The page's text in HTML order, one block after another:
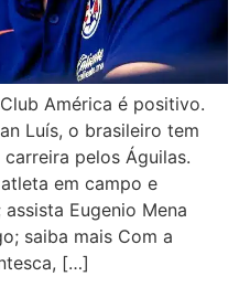
América é positivo.
Luís, o brasileiro tem
pelos Águilas.
em campo e
Eugenio Mena
saiba mais Com a
[…]